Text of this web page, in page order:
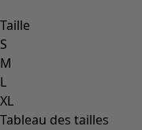
Taille
S
M
L
XL
Tableau des tailles